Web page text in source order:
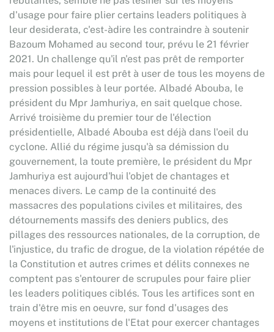
d'usage pour faire plier certains leaders politiques à
leur desiderata, c'est-àdire les contraindre à soutenir
Bazoum Mohamed au second tour, prévu le 21 février
2021. Un challenge qu'il n'est pas prêt de remporter
mais pour lequel il est prêt à user de tous les moyens de
pression possibles à leur portée. Albadé Abouba, le
président du Mpr Jamhuriya, en sait quelque chose.
Arrivé troisième du premier tour de l'élection
présidentielle, Albadé Abouba est déjà dans l'oeil du
cyclone. Allié du régime jusqu'à sa démission du
gouvernement, la toute première, le président du Mpr
Jamhuriya est aujourd'hui l'objet de chantages et
menaces divers. Le camp de la continuité des
massacres des populations civiles et militaires, des
détournements massifs des deniers publics, des
pillages des ressources nationales, de la corruption, de
l'injustice, du trafic de drogue, de la violation répétée de
la Constitution et autres crimes et délits connexes ne
comptent pas s'entourer de scrupules pour faire plier
les leaders politiques ciblés. Tous les artifices sont en
train d'être mis en oeuvre, sur fond d'usages des
moyens et institutions de l'Etat pour exercer chantages